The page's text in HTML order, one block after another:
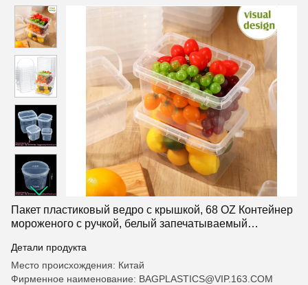
пищевой класс Deli Склад ведра для огурцов краска воды,
художественные ремесла проекты
Пакет пластиковый ведро с крышкой, 68 OZ Контейнер
мороженого с ручкой, белый запечатываемый
огурцов краска воды, художественные ремесла
проекты
Детали продукта
Место происхождения: Китай
Фирменное наименование: BAGPLASTICS@VIP.163.COM